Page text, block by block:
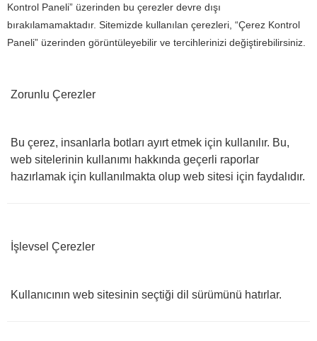
Kontrol Paneli” üzerinden bu çerezler devre dışı
bırakılamamaktadır. Sitemizde kullanılan çerezleri, “Çerez Kontrol
Paneli” üzerinden görüntüleyebilir ve tercihlerinizi değiştirebilirsiniz.
Zorunlu Çerezler
Bu çerez, insanlarla botları ayırt etmek için kullanılır. Bu,
web sitelerinin kullanımı hakkında geçerli raporlar
hazırlamak için kullanılmakta olup web sitesi için faydalıdır.
İşlevsel Çerezler
Kullanıcının web sitesinin seçtiği dil sürümünü hatırlar.